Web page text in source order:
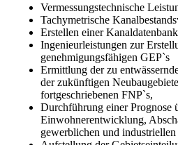
Vermessungstechnische
Tachymetrische
Erstellen einer Kanaldatenbank
Ingenieurleistungen zur
genehmigungsfähigen GEP`s
Ermittlung der zu
der zukünftigen
fortgeschriebenen FNP`s,
Durchführung einer Prognose
Einwohnerentwicklung,
gewerblichen und